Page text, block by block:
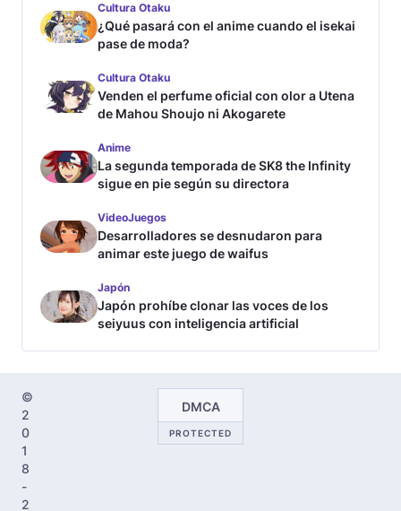
Cultura Otaku
¿Qué pasará con el anime cuando el isekai
pase de moda?
Cultura Otaku
Venden el perfume oficial con olor a Utena
de Mahou Shoujo ni Akogarete
Anime
La segunda temporada de SK8 the Infinity
sigue en pie según su directora
VideoJuegos
Desarrolladores se desnudaron para
animar este juego de waifus
Japón
Japón prohíbe clonar las voces de los
seiyuus con inteligencia artificial
©
2
0
1
8
-
2
DMCA
PROTECTED